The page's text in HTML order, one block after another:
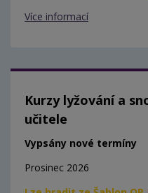
Více informací
Kurzy lyžování a
učitele
Vypsány nové termíny
Prosinec 2026